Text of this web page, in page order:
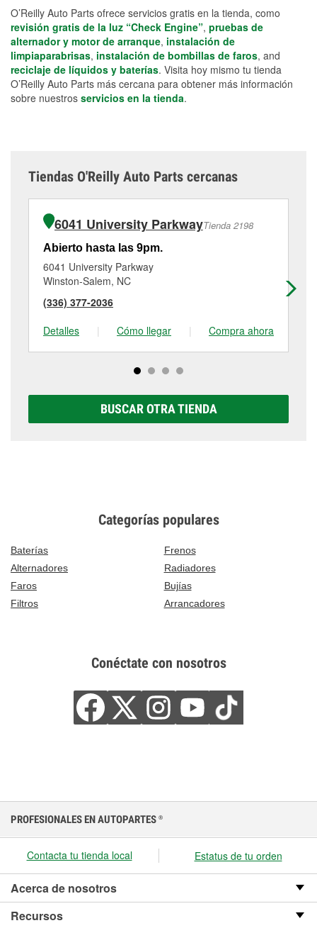
O’Reilly Auto Parts ofrece servicios gratis en la tienda, como
revisión gratis de la luz “Check Engine”, pruebas de
alternador y motor de arranque, instalación de
limpiaparabrisas, instalación de bombillas de faros, and
reciclaje de líquidos y baterías. Visita hoy mismo tu tienda
O’Reilly Auto Parts más cercana para obtener más información
sobre nuestros servicios en la tienda.
Tiendas O'Reilly Auto Parts cercanas
6041 University ParkwayTienda 2198
Abierto hasta las 9pm.
6041 University Parkway
Winston-Salem, NC
(336) 377-2036
Detalles
| Cómo llegar | Compra ahora
BUSCAR OTRA TIENDA
Categorías populares
Baterías
Frenos
Alternadores
Radiadores
Faros
Bujías
Filtros
Arrancadores
Conéctate con nosotros
PROFESIONALES EN AUTOPARTES ®
Contacta tu tienda local Estatus de tu orden
Acerca de nosotros
Recursos